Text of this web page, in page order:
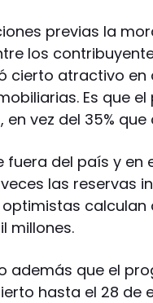
previas la
los
cierto atractivo en
Es que
en vez del 35%
fuera del país y en
las reservas
millones.
además que el
hasta el 28 de